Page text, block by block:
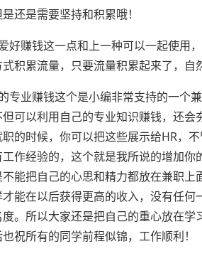
还是需要坚持和积累哦！
好赚钱这一点和上一种可以一起使用
积累流量，只要流量积累起来了，自
专业赚钱这个是小编非常支持的一个
可以利用自己的专业知识赚钱，还
的时候，你可以把这些展示给HR，
作经验的，这个就是我所说的增加
能把自己的心思和精力都放在兼职
能在以后获得更高的收入，没有任
。所以大家还是把自己的重心放在
祝所有的同学前程似锦，工作顺利！